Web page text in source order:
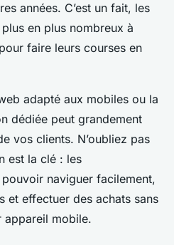
années. C’est un fait, les
en plus nombreux à
faire leurs courses en
adapté aux mobiles ou la
dédiée peut grandement
vos clients. N’oubliez pas
est la clé : les
naviguer facilement,
et effectuer des achats sans
appareil mobile.